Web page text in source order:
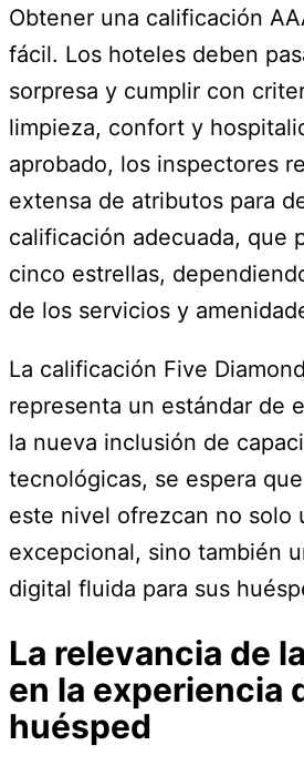
Obtener una calificación
fácil. Los hoteles deben
sorpresa y cumplir con
limpieza, confort y
aprobado, los inspectores
extensa de atributos para
calificación adecuada, que
cinco estrellas,
de los servicios y
La calificación Five
representa un estándar de
la nueva inclusión de
tecnológicas, se espera
este nivel ofrezcan no solo
excepcional, sino también
digital fluida para sus
La relevancia de
en la experiencia
huésped